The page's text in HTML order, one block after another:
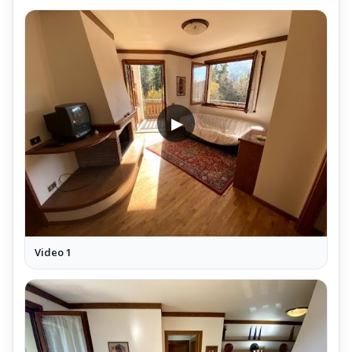
Il Trilocale Mq 80 Garage Cantina
completamente arredato con mobili ed arredi in stile,
realizzati ed installati da artigiani locali;
L'Appartamento Trilocale Mq 80 è interamente Pavimentato con
parquet;
Impianti Tecnici del Trilocale
L'Appartamento Trilocale Mq 80 Garage Cantina,
è attrezzato con i seguenti impianti;
Antenna Tv Digitale Terrestre
Antenna Satellitare
Predisposizione Impianto Telefonico ed ADSL
Predisposizioni distribuite nel Soggiorno,
e nelle Camere
Impianto di Riscaldamento del Trilocale
▶
Video 1